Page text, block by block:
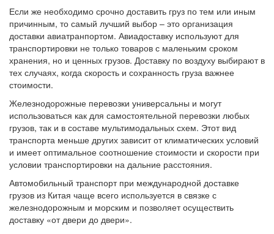
Если же необходимо срочно доставить груз по тем или иным
причинным, то самый лучший выбор – это организация
доставки авиатранпортом. Авиадоставку используют для
транспортировки не только товаров с маленьким сроком
хранения, но и ценных грузов. Доставку по воздуху выбирают в
тех случаях, когда скорость и сохранность груза важнее
стоимости.
Железнодорожные перевозки универсальны и могут
использоваться как для самостоятельной перевозки любых
грузов, так и в составе мультимодальных схем. Этот вид
транспорта меньше других зависит от климатических условий
и имеет оптимальное соотношение стоимости и скорости при
условии транспортировки на дальние расстояния.
Автомобильный транспорт при международной доставке
грузов из Китая чаще всего используется в связке с
железнодорожным и морским и позволяет осуществить
доставку «от двери до двери».